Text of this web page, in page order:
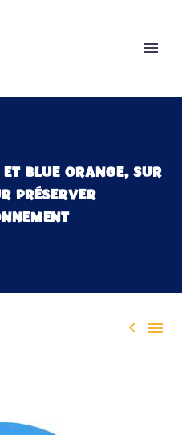
BLUE ORANGE, SUR
PRÉSERVER
 